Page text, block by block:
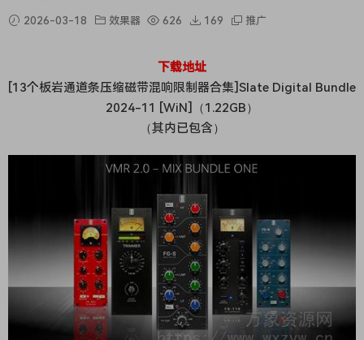
2026-03-18 效果器 626 169 推广
下载地址
[13个板岩通道条压缩磁带混响限制器合集]Slate Digital Bundle
2024-11 [WiN]（1.22GB）
（其内已包含）